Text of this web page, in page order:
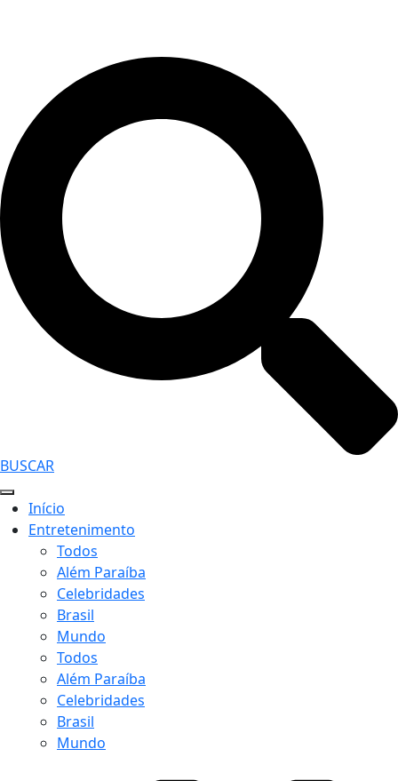
BUSCAR
Início
Entretenimento
Todos
Além Paraíba
Celebridades
Brasil
Mundo
Todos
Além Paraíba
Celebridades
Brasil
Mundo